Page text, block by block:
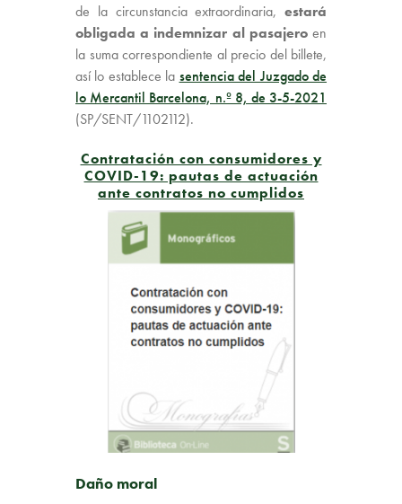
de la circunstancia extraordinaria, estará
obligada a indemnizar al pasajeroen
la suma correspondiente al precio del billete,
así lo establece la sentencia del Juzgado de
lo Mercantil Barcelona, n.º 8, de 3-5-2021
(SP/SENT/1102112).
Contratación con consumidores y
COVID-19: pautas de actuación
ante contratos no cumplidos
Daño moral